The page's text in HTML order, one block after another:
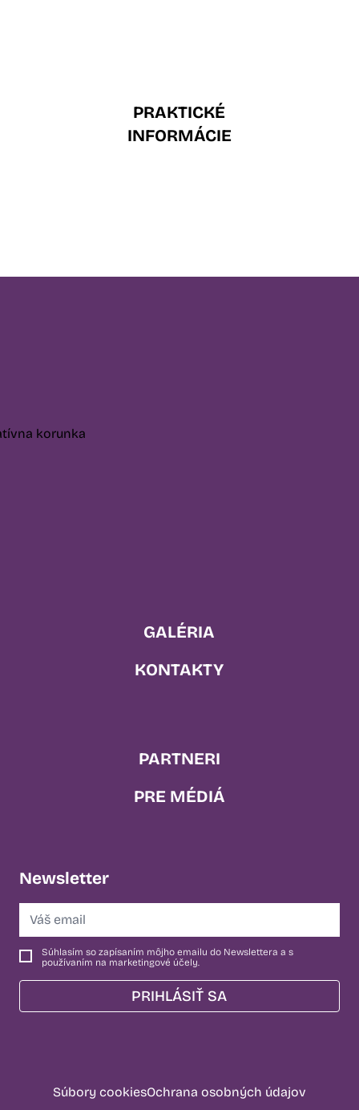
PRAKTICKÉ
INFORMÁCIE
Newsletter
Súhlasím so zapísaním môjho emailu do Newslettera a s
používaním na marketingové účely.
PRIHLÁSIŤ SA
GALÉRIA
KONTAKTY
PARTNERI
PRE MÉDIÁ
Súbory cookiesOchrana osobných údajov